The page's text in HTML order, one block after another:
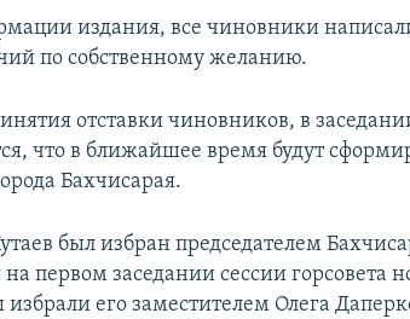
издания, все чиновники
по собственному желанию.
отставки чиновников, в
что в ближайшее время будут
Бахчисарая.
был избран председателем
на первом заседании сессии горсовета
избрали его заместителем Олега